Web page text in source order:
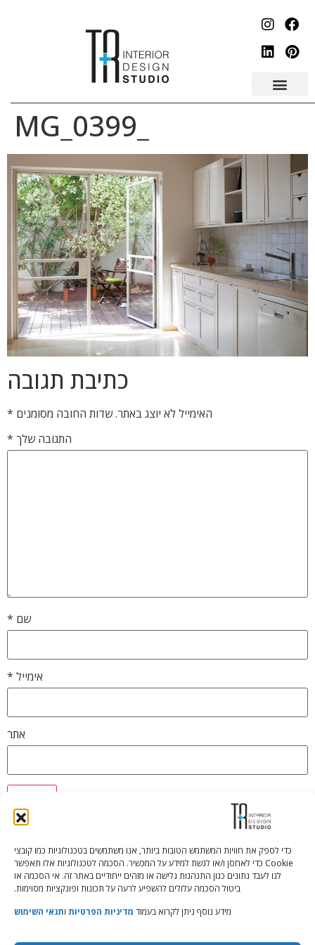
כדי לספק את חוויות המשתמש הטובות ביותר, אנו משתמשים בטכנולוגיות כמו קובצי
Cookie כדי לאחסן ו/או לגשת למידע על המכשיר. הסכמה לטכנולוגיות אלו תאפשר
לנו לעבד נתונים כגון התנהגות גלישה או מזהים ייחודיים באתר זה. אי הסכמה או
ביטול הסכמה עלולים להשפיע לרעה על תכונות ופונקציות מסוימות.
מידע נוסף ניתן לקרוא בעמוד מדיניות הפרטיות ותנאי השימוש
כתיבת תגובה
האימייל לא יוצג באתר.שדות החובה מסומנים *
התגובה שלך *
שם *
אימייל *
אתר
Tali Shenfeld:052.620.2446
tali@TRstudio.co.il